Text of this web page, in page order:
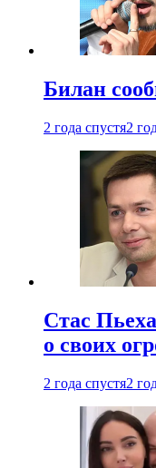
Билан
2 года спустя2
Стас
о своих
2 года спустя2